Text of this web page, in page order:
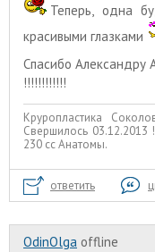
Теперь, одна
красивыми глазками
Спасибо Александру
!!!!!!!!!!!!
Круропластика
Свершилось
230 сс Анатомы.
ответить
OdinOlga offline